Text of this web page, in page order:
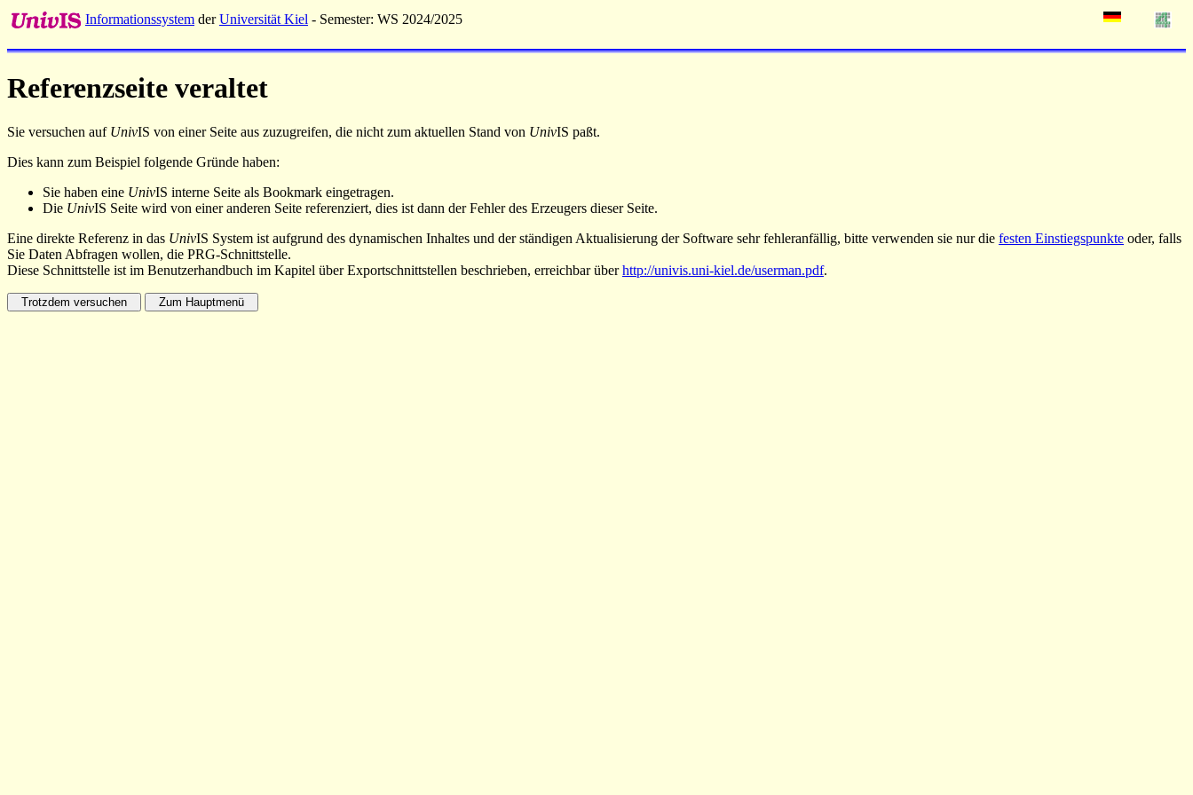
Informationssystem derUniversität Kiel - Semester: WS 2024/2025
Referenzseite veraltet
Sie versuchen auf UnivIS von einer Seite aus zuzugreifen, die nicht zum aktuellen Stand von UnivIS paßt.
Dies kann zum Beispiel folgende Gründe haben:
Sie haben eine UnivIS interne Seite als Bookmark eingetragen.
Die UnivIS Seite wird von einer anderen Seite referenziert, dies ist dann der Fehler des Erzeugers dieser Seite.
Eine direkte Referenz in das UnivIS System ist aufgrund des dynamischen Inhaltes und der ständigen Aktualisierung der Software sehr fehleranfällig, bitte verwenden sie nur die festen Einstiegspunkte oder, falls
Sie Daten Abfragen wollen, die PRG-Schnittstelle.
Diese Schnittstelle ist im Benutzerhandbuch im Kapitel über Exportschnittstellen beschrieben, erreichbar überhttp://univis.uni-kiel.de/userman.pdf.